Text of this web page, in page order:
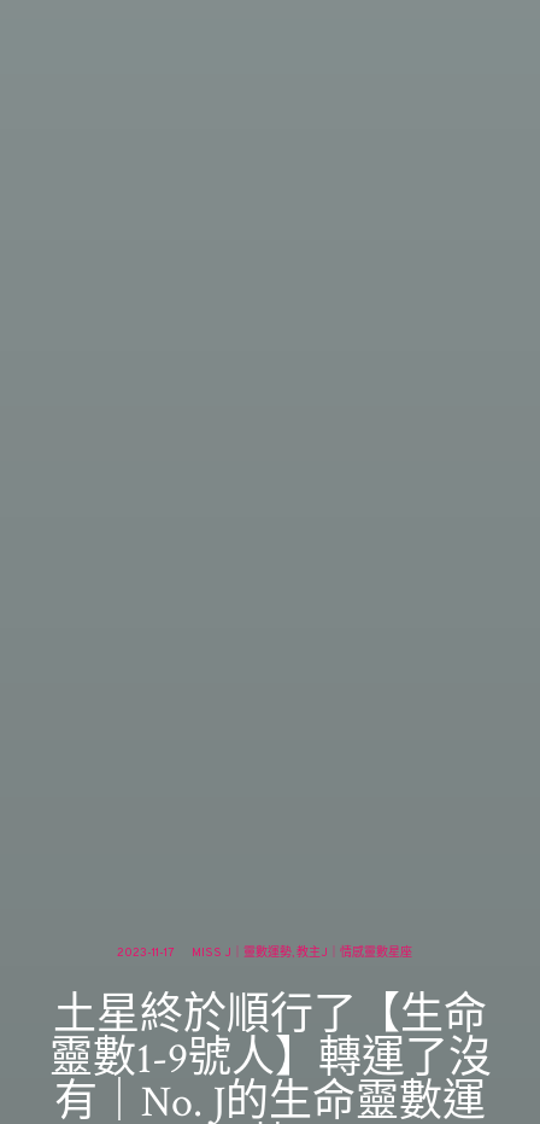
2023-11-17 MISS J｜靈數運勢 教主J｜情感靈數星座
土星終於順行了【生命
靈數1-9號人】轉運了沒
有｜No. J的生命靈數運